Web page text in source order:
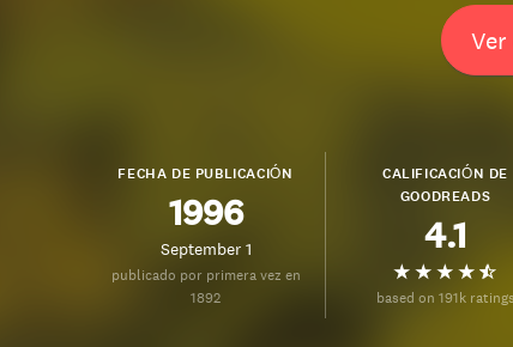
Ver
FECHA DE PUBLICACIÓN
1996
September 1
publicado por primera vez en
1892
CALIFICACIÓN DE
GOODREADS
4.1
based on 191k ratings